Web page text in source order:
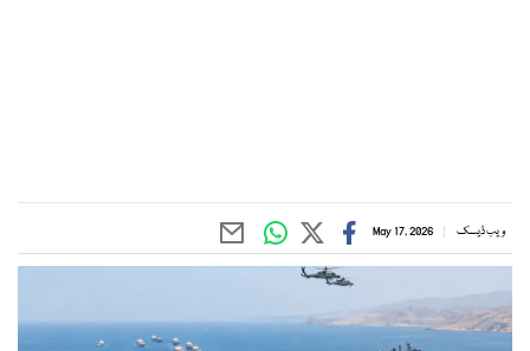
ویب ڈیسک May 17, 2026